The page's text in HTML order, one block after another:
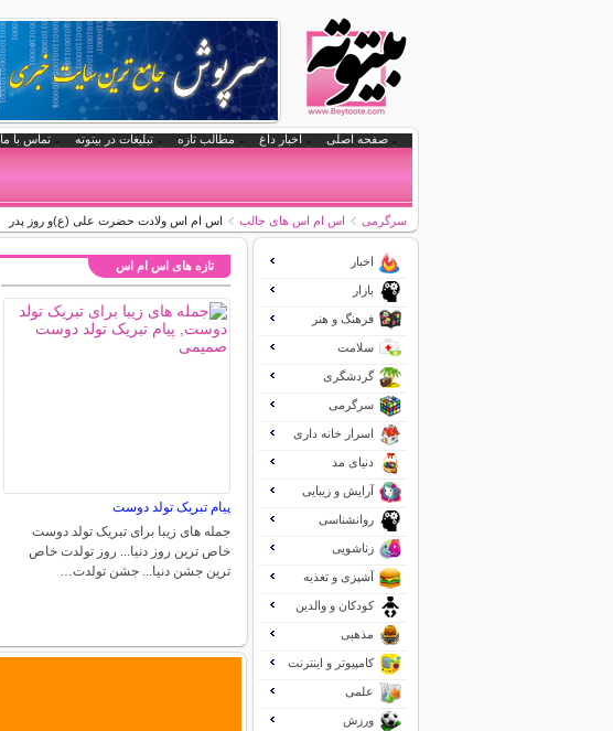
صفحه اصلی اخبار داغ مطالب تازه تبلیغات در بیتوته تماس با ما
سرگرمی اس ام اس های جالب اس ام اس ولادت حضرت علی (ع)و روز پدر
تازه های اس ام اس
پیام تبریک تولد دوست
جمله های زیبا برای تبریک تولد دوست
خاص ترین روز دنیا... روز تولدت خاص
ترین جشن دنیا... جشن تولدت…
اخبار
بازار
فرهنگ و هنر
سلامت
گردشگری
سرگرمی
اسرار خانه داری
دنیای مد
آرایش و زیبایی
روانشناسی
زناشویی
آشپزی و تغذیه
کودکان و والدین
مذهبی
کامپیوتر و اینترنت
علمی
ورزش